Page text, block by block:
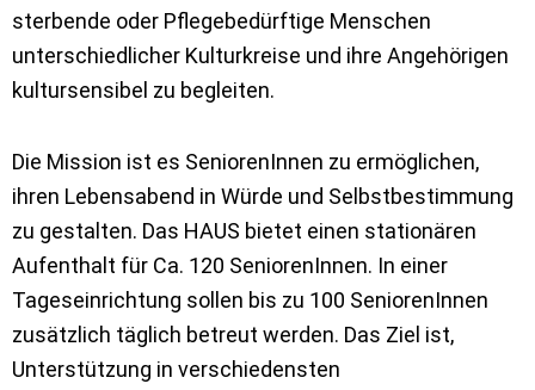
sterbende oder Pflegebedürftige Menschen
unterschiedlicher Kulturkreise und ihre Angehörigen
kultursensibel zu begleiten.
Die Mission ist es SeniorenInnen zu ermöglichen,
ihren Lebensabend in Würde und Selbstbestimmung
zu gestalten. Das HAUS bietet einen stationären
Aufenthalt für Ca. 120 SeniorenInnen. In einer
Tageseinrichtung sollen bis zu 100 SeniorenInnen
zusätzlich täglich betreut werden. Das Ziel ist,
Unterstützung in verschiedensten